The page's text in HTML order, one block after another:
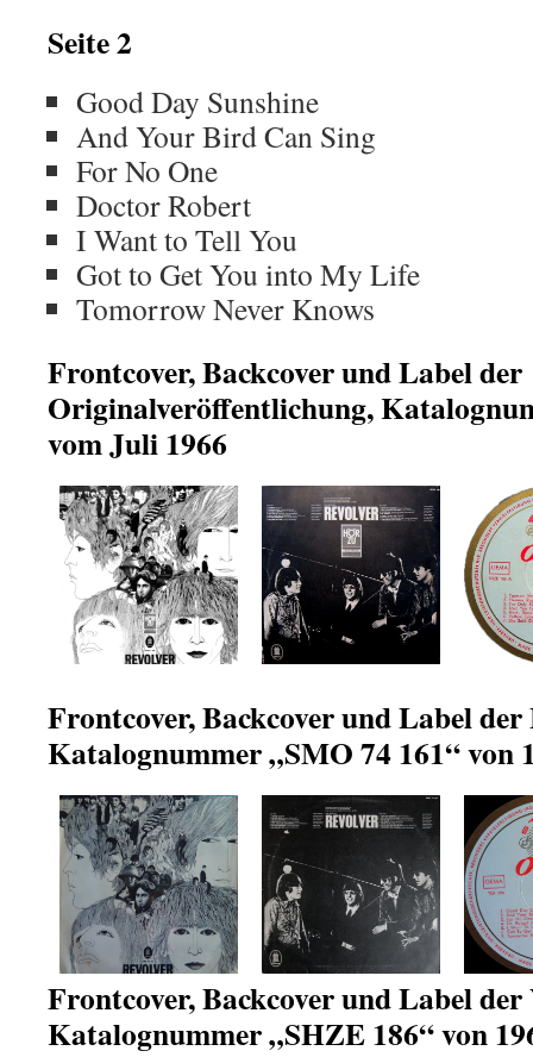
Seite 2
Good Day Sunshine
And Your Bird Can Sing
For No One
Doctor Robert
I Want to Tell You
Got to Get You into My Life
Tomorrow Never Knows
Frontcover, Backcover und Label der
Originalveröffentlichung,
vom Juli 1966
Frontcover, Backcover und Label
Katalognummer „SMO 74 161“ von
Frontcover, Backcover und Label
Katalognummer „SHZE 186“ von